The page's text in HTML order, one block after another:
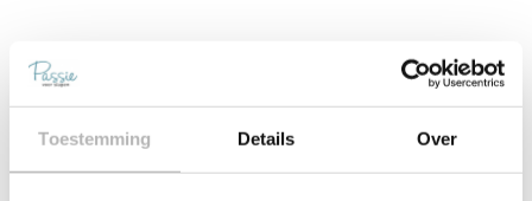
Toestemming Details Over
Contact Ons